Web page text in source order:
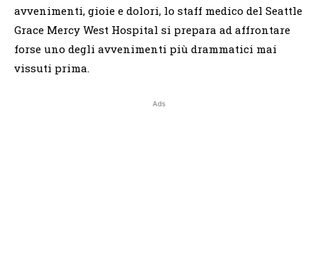
avvenimenti, gioie e dolori, lo staff medico del Seattle
Grace Mercy West Hospital si prepara ad affrontare
forse uno degli avvenimenti più drammatici mai
vissuti prima.
Ads